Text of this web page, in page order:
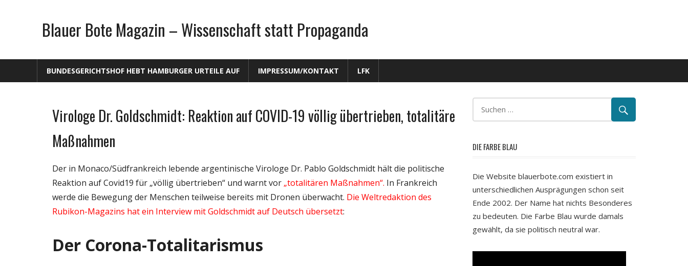
Blauer Bote Magazin – Wissenschaft statt Propaganda
BUNDESGERICHTSHOF HEBT HAMBURGER URTEILE AUF IMPRESSUM/KONTAKT LFK
Gesellschaft
Politik
Wirtschaft
Wissenschaft
Virologe Dr. Goldschmidt: Reaktion auf COVID-19 völlig übertrieben, totalitäre
Maßnahmen
Der in Monaco/Südfrankreich lebende argentinische Virologe Dr. Pablo Goldschmidt hält die politische
Reaktion auf Covid19 für „völlig übertrieben“ und warnt vor „totalitären Maßnahmen“. In Frankreich
werde die Bewegung der Menschen teilweise bereits mit Dronen überwacht. Die Weltredaktion des
Rubikon-Magazins hat ein Interview mit Goldschmidt auf Deutsch übersetzt:
Der Corona-Totalitarismus
DIE FARBE BLAU
Die Website blauerbote.com existiert in
unterschiedlichen Ausprägungen schon seit
Ende 2002. Der Name hat nichts Besonderes
zu bedeuten. Die Farbe Blau wurde damals
gewählt, da sie politisch neutral war.